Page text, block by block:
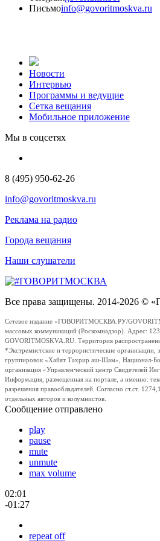
Письмоinfo@govoritmoskva.ru
Новости
Интервью
Программы и ведущие
Сетка вещания
Мобильное приложение
Мы в соцсетях
8 (495) 950-62-26
info@govoritmoskva.ru
Реклама на радио
Города вещания
Наши слушатели
Все права защищены. 2014-2026 ©
Сетевое издание «ГОВОРИТМОСКВА.РУ/
массовых коммуникаций (Роскомнадзор). Адрес:
GOVORITMOSKVA.RU. Территория
*Экстремистские и террористические
группировок «Хайят Тахрир аш-Шам», Национал-
организация «Управленческий центр Свидетелей
Информация, размещенная на портале, а именно:
разрешения правообладателей. Согласно ст.ст.
отдельных авторов и колумнистов.
Сообщение отправлено
play
pause
mute
unmute
max volume
02:01
-01:27
repeat off